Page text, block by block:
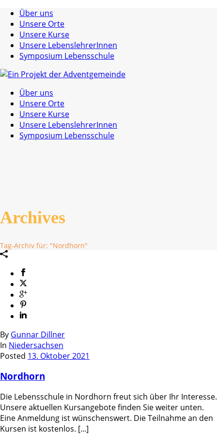
Über uns
Unsere Orte
Unsere Kurse
Unsere LebenslehrerInnen
Symposium Lebensschule
Über uns
Unsere Orte
Unsere Kurse
Unsere LebenslehrerInnen
Symposium Lebensschule
Archives
Tag-Archiv für: "Nordhorn"
By Gunnar Dillner
In Niedersachsen
Posted 13. Oktober 2021
Nordhorn
Die Lebensschule in Nordhorn freut sich über Ihr Interesse.
Unsere aktuellen Kursangebote finden Sie weiter unten.
Eine Anmeldung ist wünschenswert. Die Teilnahme an den
Kursen ist kostenlos. [...]